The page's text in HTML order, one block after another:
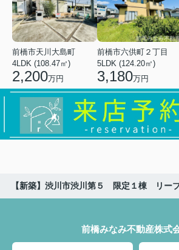
前橋市天川大島町
4LDK (108.47㎡)
2,200万円
前橋市六供町２丁目
5LDK (124.20㎡)
3,180万円
【新築】渋川市渋川第５ 限定１棟 リー
前橋みなみ不動産株式